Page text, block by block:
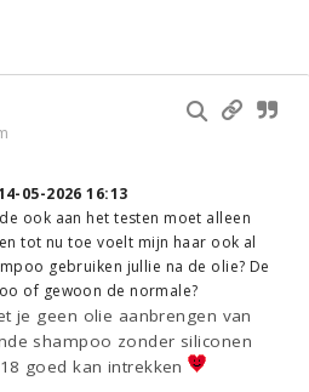
05-2026 16:13
ook aan het testen moet alleen
tot nu toe voelt mijn haar ook al
gebruiken jullie na de olie? De
of gewoon de normale?
je geen olie aanbrengen van
shampoo zonder siliconen
goed kan intrekken